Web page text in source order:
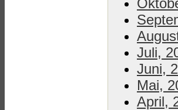
Juli,
Juni,
Mai,
April,